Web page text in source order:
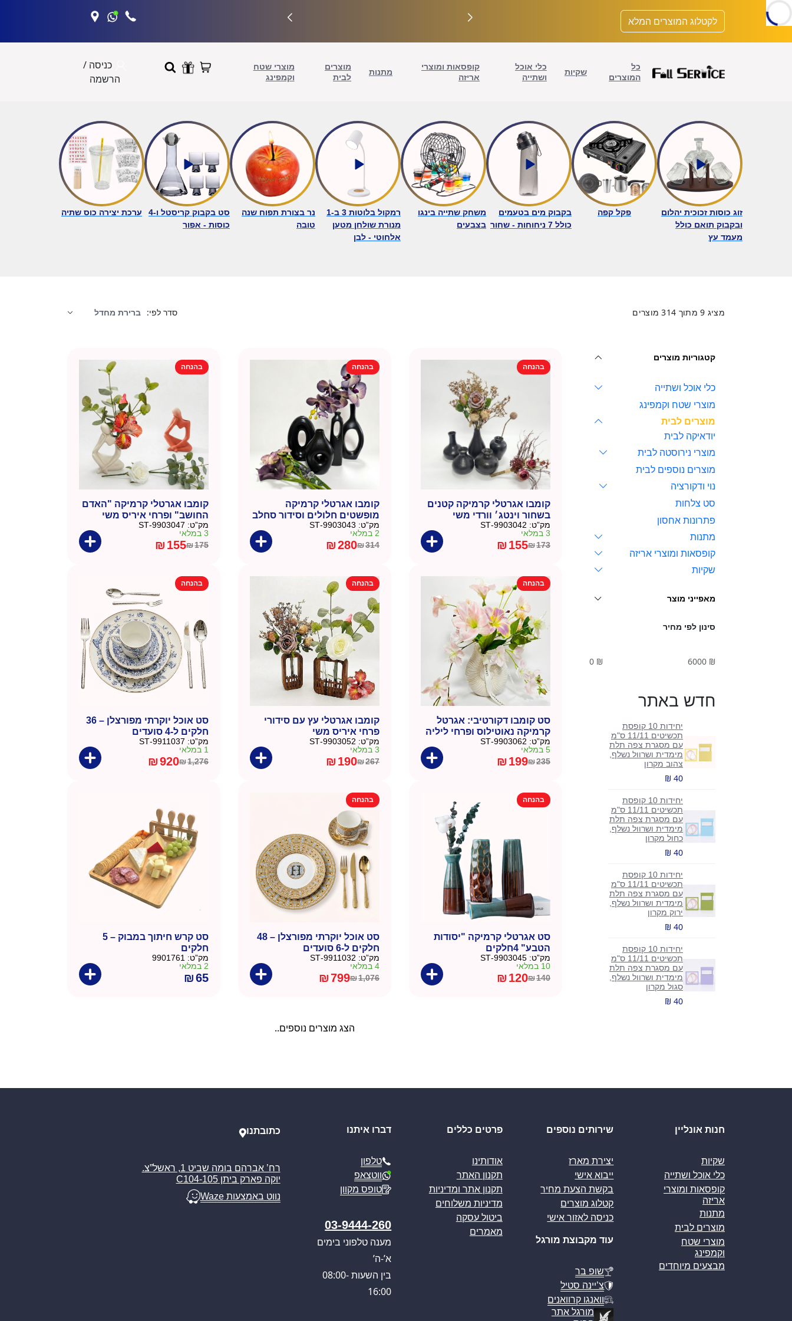
לקטלוג המוצרים המלא
כל
המוצרים
שקיות
כלי אוכל
ושתייה
קופסאות ומוצרי
אריזה
מתנות
מוצרים
לבית
מוצרי שטח
וקמפינג
כניסה /
הרשמה
זוג כוסות זכוכית יהלום
ובקבוק תואם כולל
מעמד עץ
פקל קפה
בקבוק מים בטעמים
כולל 7 ניחוחות - שחור
משחק שתייה בינגו
בצבעים
רמקול בלוטות 3 ב-1
מנורת שולחן מטען
אלחוטי - לבן
נר בצורת תפוח שנה
טובה
סט בקבוק קריסטל ו-4
כוסות - אפור
ערכת יצירה כוס שתיה
מציג 9מתוך 314מוצרים סדר לפי:
קטגוריות מוצרים
כלי אוכל ושתייה
מוצרי שטח וקמפינג
מוצרים לבית
יודאיקה לבית
מוצרי נירוסטה לבית
מוצרים נוספים לבית
נוי ודקורציה
סט צלחות
פתרונות אחסון
מתנות
קופסאות ומוצרי אריזה
שקיות
מאפייני מוצר
סינון לפי מחיר
₪
6000
₪
0
חדש באתר
יחידות 10 קופסת
תכשיטים 11/11 ס"מ
עם מסגרת צפה תלת
מימדית ושרוול נשלף,
צהוב מקרון
₪ 40
יחידות 10 קופסת
תכשיטים 11/11 ס"מ
עם מסגרת צפה תלת
מימדית ושרוול נשלף,
כחול מקרון
₪ 40
יחידות 10 קופסת
תכשיטים 11/11 ס"מ
עם מסגרת צפה תלת
מימדית ושרוול נשלף,
ירוק מקרון
₪ 40
יחידות 10 קופסת
תכשיטים 11/11 ס"מ
עם מסגרת צפה תלת
מימדית ושרוול נשלף,
סגול מקרון
₪ 40
בהנחה
קומבו אגרטלי קרמיקה קטנים
בשחור וינטג׳ וורדי משי
מק”ט: 9903042-ST
3 במלאי
₪173
המחיר
₪173.
₪ 155המחיר
₪155.
בהנחה
קומבו אגרטלי קרמיקה
מופשטים חלולים וסידור סחלב
משי
מק”ט: 9903043-ST
2 במלאי
₪314
המחיר
₪314.
₪280המחיר
₪280.
בהנחה
קומבו אגרטלי קרמיקה "האדם
החושב" ופרחי איריס משי
מק”ט: 9903047-ST
3 במלאי
₪175
המחיר
₪175.
₪ 155המחיר
₪155.
בהנחה
סט קומבו דקורטיבי: אגרטל
קרמיקה נאוטילוס ופרחי ליליה
משי
מק”ט: 9903062-ST
5 במלאי
₪235
המחיר
₪235.
₪ 199המחיר
₪199.
בהנחה
קומבו אגרטלי עץ עם סידורי
פרחי איריס משי
מק”ט: 9903052-ST
3 במלאי
₪267
המחיר
₪267.
₪ 190המחיר
₪190.
בהנחה
סט אוכל יוקרתי מפורצלן – 36
חלקים ל-4 סועדים
מק”ט: 9911037-ST
1 במלאי
₪1,276
המחיר
₪920
המחיר
בהנחה
סט אגרטלי קרמיקה "יסודות
הטבע" 4חלקים
מק”ט: 9903045-ST
10 במלאי
₪140
המחיר
₪ 120המחיר
בהנחה
סט אוכל יוקרתי מפורצלן – 48
חלקים ל-6 סועדים
מק”ט: 9911032-ST
4 במלאי
₪1,076
המחיר
₪799
המחיר
סט קרש חיתוך במבוק – 5
חלקים
מק”ט: 9901761
2 במלאי
₪65
הצג מוצרים נוספים..
חנות אונליין
שקיות
כלי אוכל ושתייה
קופסאות ומוצרי
אריזה
מתנות
מוצרים לבית
מוצרי שטח
וקמפינג
מבצעים מיוחדים
שירותים נוספים
יצירת מארז
ייבוא אישי
בקשת הצעת מחיר
קטלוג מוצרים
כניסה לאזור אישי
עוד מקבוצת מורגל
שופ בר
צ’יינה סטיל
וואנגו קרוואנים
מורגל אתר
פרטים כללים
אודותינו
תקנון האתר
תקנון אתר ומדיניות
מדיניות משלוחים
ביטול עסקה
מאמרים
דברו איתנו
טלפון
ווטצאפ
טופס מקוון
03-9444-260
מענה טלפוני בימים
א’-ה’
בין השעות 08:00-
16:00
כתובתנו
רח’ אברהם בומה שביט 1, ראשל”צ.
יוקה פארק ביתן C104-105
נווט באמצעות Waze